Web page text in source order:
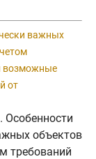
важных
возможные
от
Особенности
объектов
требований